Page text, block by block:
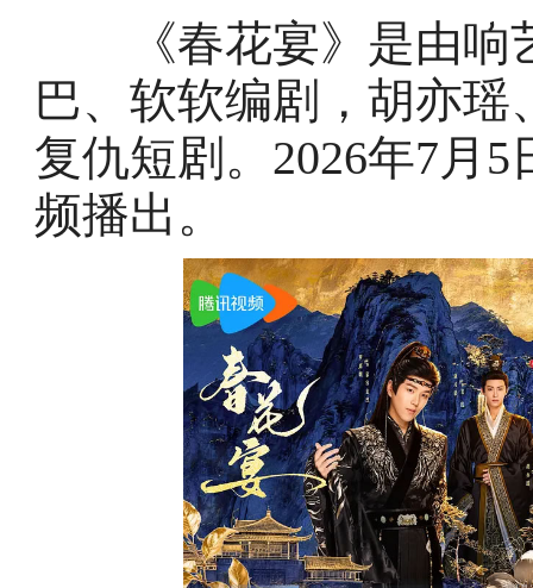
《春花宴》是由响
巴、软软编剧，胡亦
复仇短剧。2026年7月
频播出。